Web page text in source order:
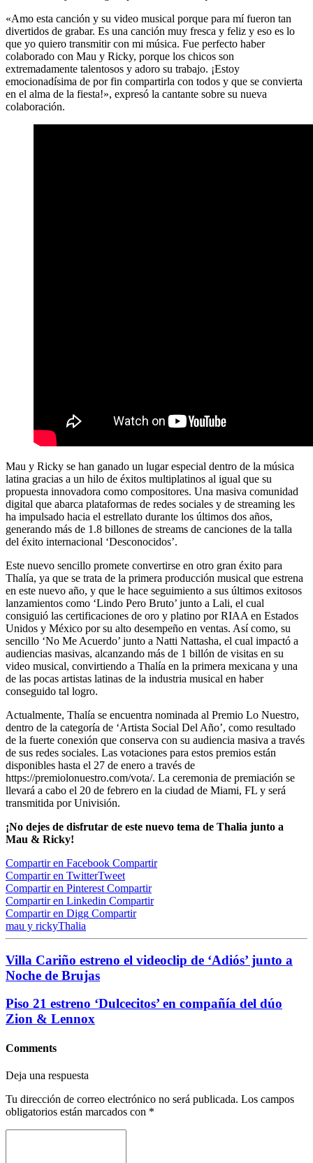
«Amo esta canción y su video musical porque para mí fueron tan
divertidos de grabar. Es una canción muy fresca y feliz y eso es lo
que yo quiero transmitir con mi música. Fue perfecto haber
colaborado con Mau y Ricky, porque los chicos son
extremadamente talentosos y adoro su trabajo. ¡Estoy
emocionadísima de por fin compartirla con todos y que se convierta
en el alma de la fiesta!», expresó la cantante sobre su nueva
colaboración.
Mau y Ricky se han ganado un lugar especial dentro de la música
latina gracias a un hilo de éxitos multiplatinos al igual que su
propuesta innovadora como compositores. Una masiva comunidad
digital que abarca plataformas de redes sociales y de streaming les
ha impulsado hacia el estrellato durante los últimos dos años,
generando más de 1.8 billones de streams de canciones de la talla
del éxito internacional ‘Desconocidos’.
Este nuevo sencillo promete convertirse en otro gran éxito para
Thalía, ya que se trata de la primera producción musical que estrena
en este nuevo año, y que le hace seguimiento a sus últimos exitosos
lanzamientos como ‘Lindo Pero Bruto’ junto a Lali, el cual
consiguió las certificaciones de oro y platino por RIAA en Estados
Unidos y México por su alto desempeño en ventas. Así como, su
sencillo ‘No Me Acuerdo’ junto a Natti Nattasha, el cual impactó a
audiencias masivas, alcanzando más de 1 billón de visitas en su
video musical, convirtiendo a Thalía en la primera mexicana y una
de las pocas artistas latinas de la industria musical en haber
conseguido tal logro.
Actualmente, Thalía se encuentra nominada al Premio Lo Nuestro,
dentro de la categoría de ‘Artista Social Del Año’, como resultado
de la fuerte conexión que conserva con su audiencia masiva a través
de sus redes sociales. Las votaciones para estos premios están
disponibles hasta el 27 de enero a través de
https://premiolonuestro.com/vota/. La ceremonia de premiación se
llevará a cabo el 20 de febrero en la ciudad de Miami, FL y será
transmitida por Univisión.
¡No dejes de disfrutar de este nuevo tema de Thalia junto a
Mau & Ricky!
Compartir en Facebook Compartir
Compartir en TwitterTweet
Compartir en Pinterest Compartir
Compartir en Linkedin Compartir
Compartir en Digg Compartir
mau y rickyThalia
Villa Cariño estreno el videoclip de ‘Adiós’ junto a
Noche de Brujas
Piso 21 estreno ‘Dulcecitos’ en compañía del dúo
Zion & Lennox
Comments
Deja una respuesta
Tu dirección de correo electrónico no será publicada. Los campos
obligatorios están marcados con *